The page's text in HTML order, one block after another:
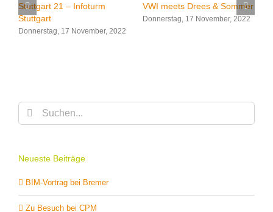
Stuttgart 21 – Infoturm
Stuttgart
Donnerstag, 17 November, 2022
VWI meets Drees & Sommer
Donnerstag, 17 November, 2022
Suche
nach:
Neueste Beiträge
BIM-Vortrag bei Bremer
Zu Besuch bei CPM